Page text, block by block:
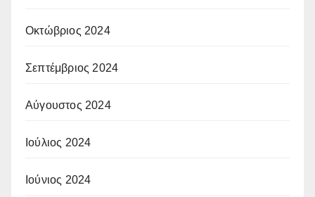
Οκτώβριος 2024
Σεπτέμβριος 2024
Αύγουστος 2024
Ιούλιος 2024
Ιούνιος 2024